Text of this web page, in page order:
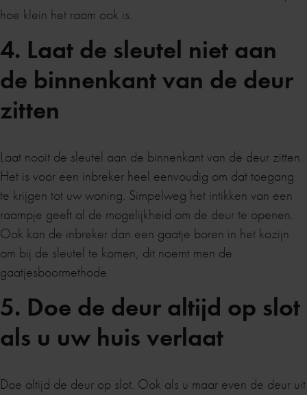
hoe klein het raam ook is.
4. Laat de sleutel niet aan
de binnenkant van de deur
zitten
Laat nooit de sleutel aan de binnenkant van de deur zitten.
Het is voor een inbreker heel eenvoudig om dat toegang
te krijgen tot uw woning. Simpelweg het intikken van een
raampje geeft al de mogelijkheid om de deur te openen.
Ook kan de inbreker dan een gaatje boren in het kozijn
om bij de sleutel te komen, dit noemt men de
gaatjesboormethode.
5. Doe de deur altijd op slot
als u uw huis verlaat
Doe altijd de deur op slot. Ook als u maar even de deur uit